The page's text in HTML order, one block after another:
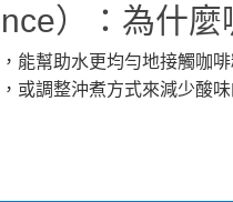
）：為什
能幫助水更均勻地接觸咖
或調整沖煮方式來減少酸味